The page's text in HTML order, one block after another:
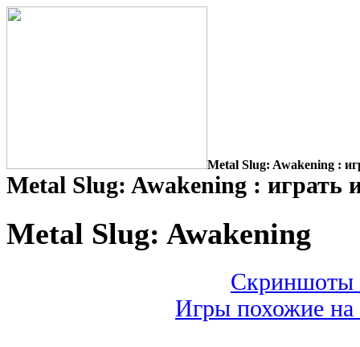
Metal Slug: Awakening :
Metal Slug: Awakening : играть
Metal Slug: Awakening
Скриншоты
Игры похожие на